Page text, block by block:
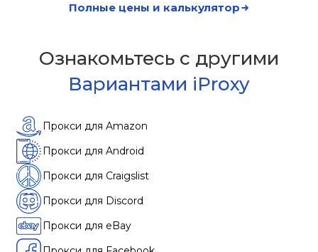
Полные цены и калькулятор
Ознакомьтесь с другими
Вариантами iProxy
Прокси для Amazon
Прокси для Android
Прокси для Craigslist
Прокси для Discord
Прокси для eBay